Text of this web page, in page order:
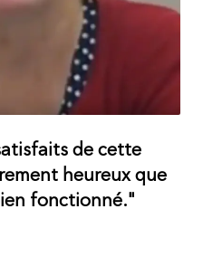
de cette
heureux que
fonctionné."